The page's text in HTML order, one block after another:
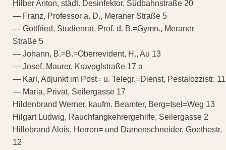
Hilber Anton, städt. Desinfektor, Südbahnstraße 20
— Franz, Professor a. D., Meraner Straße 5
— Gottfried, Studienrat, Prof. d. B.=Gymn., Meraner
Straße 5
— Johann, B.=B.=Oberrevident, H., Au 13
— Josef, Maurer, Kravoglstraße 17 a
— Karl, Adjunkt im Post= u. Telegr.=Dienst, Pestalozzistr. 11
— Maria, Privat, Seilergasse 17
Hildenbrand Werner, kaufm. Beamter, Berg=Isel=Weg 13
Hilgart Ludwig, Rauchfangkehrergehilfe, Seilergasse 2
Hillebrand Alois, Herren= und Damenschneider, Goethestr.
12